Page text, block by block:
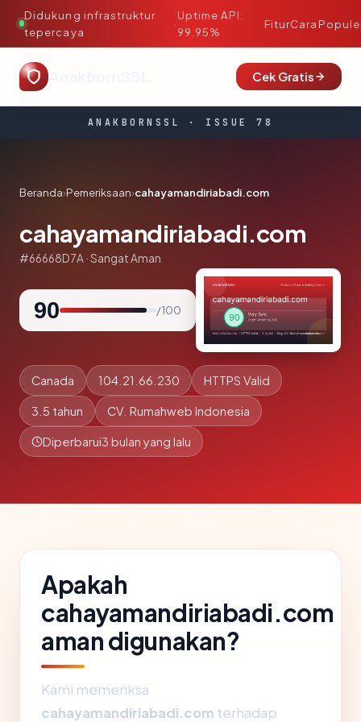
Didukung infrastruktur
tepercaya
·
Uptime API:
99.95%
FiturCara
Cek Gratis
ANAKBORNSSL · ISSUE 78
Beranda›Pemeriksaan›cahayamandiriabadi.com
cahayamandiriabadi.com
#66668D7A · Sangat Aman
90 / 100
Canada 104.21.66.230 HTTPS Valid
3.5 tahun CV. Rumahweb Indonesia
Diperbarui3 bulan yang lalu
Apakah
cahayamandiriabadi.com
aman digunakan?
Kami memeriksa
cahayamandiriabadi.com terhadap